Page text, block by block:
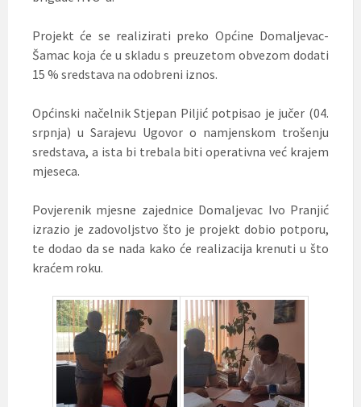
Projekt će se realizirati preko Općine Domaljevac-
Šamac koja će u skladu s preuzetom obvezom dodati
15 % sredstava na odobreni iznos.
Općinski načelnik Stjepan Piljić potpisao je jučer (04.
srpnja) u Sarajevu Ugovor o namjenskom trošenju
sredstava, a ista bi trebala biti operativna već krajem
mjeseca.
Povjerenik mjesne zajednice Domaljevac Ivo Pranjić
izrazio je zadovoljstvo što je projekt dobio potporu,
te dodao da se nada kako će realizacija krenuti u što
kraćem roku.